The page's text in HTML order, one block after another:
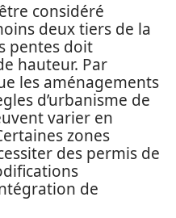
considéré
deux tiers de la
pentes doit
hauteur. Par
les aménagements
d’urbanisme de
varier en
zones
des permis de
de